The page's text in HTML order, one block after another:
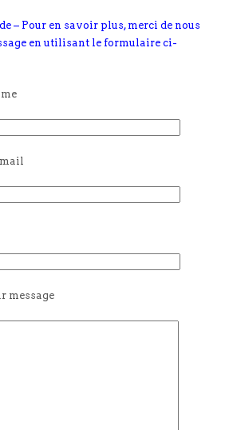
– Pour en savoir plus, merci de nous
en utilisant le formulaire ci-
message